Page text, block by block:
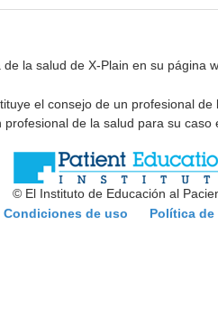
la salud de X-Plain en su página
el consejo de un profesional
profesional de la salud para su caso
© El Instituto de Educación al
Condiciones de uso Política